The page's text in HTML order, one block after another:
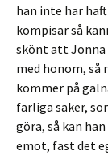
han inte har
kompisar så
skönt att Jonna
med honom, så
kommer på
farliga saker,
göra, så kan
emot, fast det